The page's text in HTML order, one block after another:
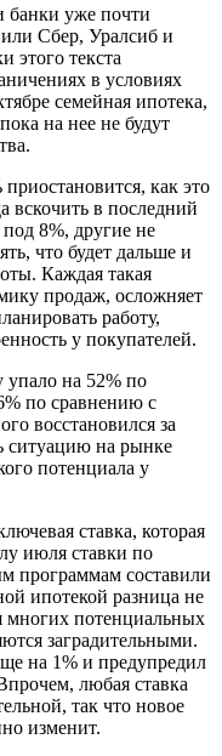
банки уже почти
Сбер, Уралсиб и
этого текста
в условиях
семейная ипотека,
на нее не будут
как это
вскочить в последний
8%, другие не
что будет дальше и
Каждая такая
продаж, осложняет
работу,
у покупателей.
упало на 52% по
по сравнению с
восстановился за
ситуацию на рынке
потенциала у
ставка, которая
июля ставки по
программам составили
ипотекой разница не
многих потенциальных
заградительными.
на 1% и предупредил
любая ставка
так что новое
изменит.